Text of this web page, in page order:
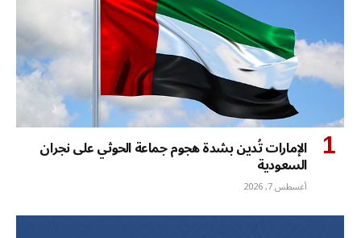
الإمارات تُدين بشدة هجوم جماعة الحوثي على نجران
السعودية
أغسطس 7, 2026